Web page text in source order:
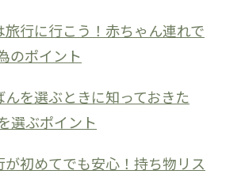
旅行に行こう！赤ちゃん連れで
のポイント
んを選ぶときに知っておきた
選ぶポイント
が初めてでも安心！持ち物リス